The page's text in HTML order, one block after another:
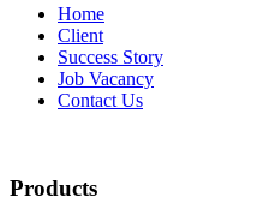
Home
Client
Success Story
Job Vacancy
Contact Us
Products